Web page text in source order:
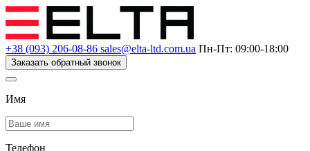
+38 (093) 206-08-86 sales@elta-ltd.com.ua Пн-Пт: 09:00-18:00
Заказать обратный звонок
Имя
Телефон